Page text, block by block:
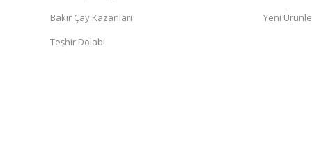
Bakır Çay Kazanları
Teşhir Dolabı
Yeni